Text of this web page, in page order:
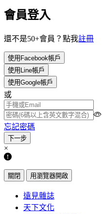
會員登入
還不是50+會員？點我註冊
使用Facebook帳戶
使用Line帳戶
使用Google帳戶
或
忘記密碼
×
關閉 用瀏覽器開啟
遠見雜誌
天下文化